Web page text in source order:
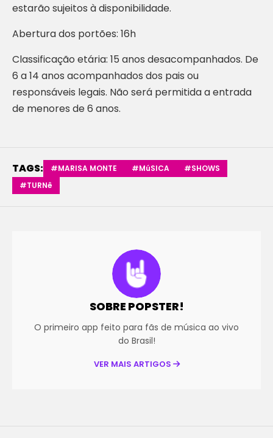
estarão sujeitos à disponibilidade.
Abertura dos portões: 16h
Classificação etária: 15 anos desacompanhados. De
6 a 14 anos acompanhados dos pais ou
responsáveis legais. Não será permitida a entrada
de menores de 6 anos.
TAGS: #MARISA MONTE #MúSICA
#SHOWS
#TURNê
SOBRE POPSTER!
O primeiro app feito para fãs de música ao vivo
do Brasil!
VER MAIS ARTIGOS